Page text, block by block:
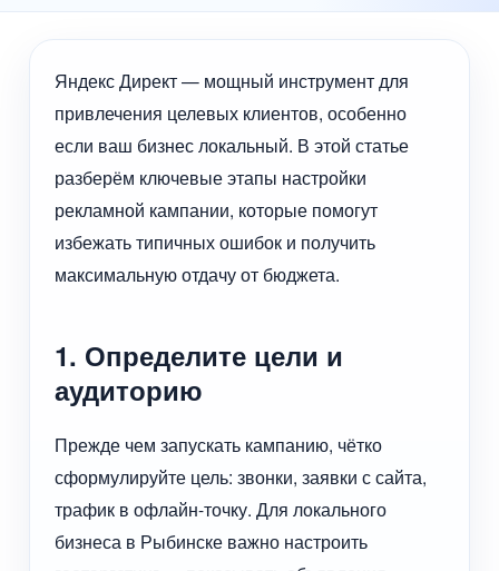
Яндекс Директ — мощный инструмент для
привлечения целевых клиентов, особенно
если ваш бизнес локальный. В этой статье
разберём ключевые этапы настройки
рекламной кампании, которые помогут
избежать типичных ошибок и получить
максимальную отдачу от бюджета.
1. Определите цели и
аудиторию
Прежде чем запускать кампанию, чётко
сформулируйте цель: звонки, заявки с сайта,
трафик в офлайн-точку. Для локального
бизнеса в Рыбинске важно настроить